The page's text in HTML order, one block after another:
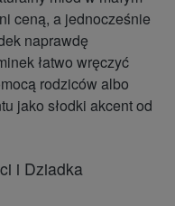
ceną, a jednocześnie
naprawdę
łatwo wręczyć
rodziców albo
jako słodki akcent od
i Dziadka